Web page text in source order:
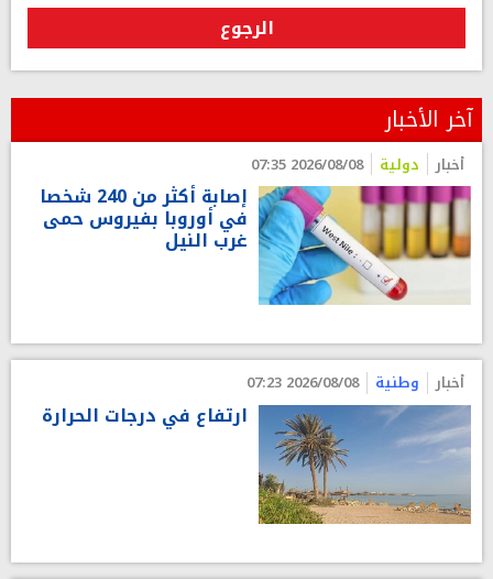
الرجوع
آخر الأخبار
أخبار دولية 2026/08/08 07:35
إصابة أكثر من 240 شخصا
في أوروبا بفيروس حمى
غرب النيل
أخبار وطنية 2026/08/08 07:23
ارتفاع في درجات الحرارة